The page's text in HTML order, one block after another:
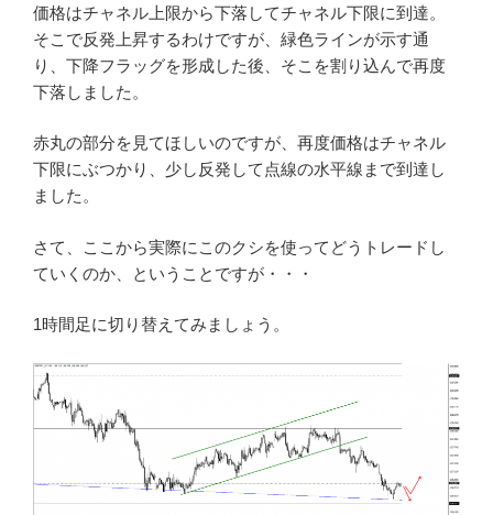
価格はチャネル上限から下落してチャネル下限に到達。
そこで反発上昇するわけですが、緑色ラインが示す通
り、下降フラッグを形成した後、そこを割り込んで再度
下落しました。
赤丸の部分を見てほしいのですが、再度価格はチャネル
下限にぶつかり、少し反発して点線の水平線まで到達し
ました。
さて、ここから実際にこのクシを使ってどうトレードし
ていくのか、ということですが・・・
1時間足に切り替えてみましょう。